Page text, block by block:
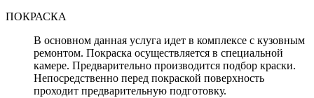
ПОКРАСКА
В основном данная услуга идет в комплексе с кузовным
ремонтом. Покраска осуществляется в специальной
камере. Предварительно производится подбор краски.
Непосредственно перед покраской поверхность
проходит предварительную подготовку.